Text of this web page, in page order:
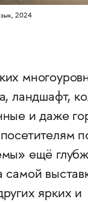
2024
ландшафт,
и даже
ещё
самой
ярких и